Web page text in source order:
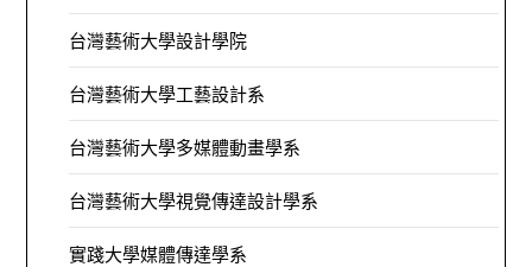
台灣藝術大學設計學院
台灣藝術大學工藝設計系
台灣藝術大學多媒體動畫學系
台灣藝術大學視覺傳達設計學系
實踐大學媒體傳達學系